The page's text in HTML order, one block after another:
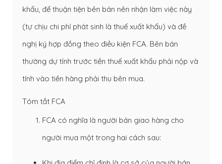
khẩu, để thuận tiện bên bán nên nhận làm việc này
(tự chịu chi phí phát sinh là thuế xuất khẩu) và đề
nghị ký hợp đồng theo điều kiện FCA. Bên bán
thường dự tính trước tiền thuế xuất khẩu phải nộp và
tính vào tiền hàng phải thu bên mua.
Tóm tắt FCA
FCA có nghĩa là người bán giao hàng cho
người mua một trong hai cách sau: